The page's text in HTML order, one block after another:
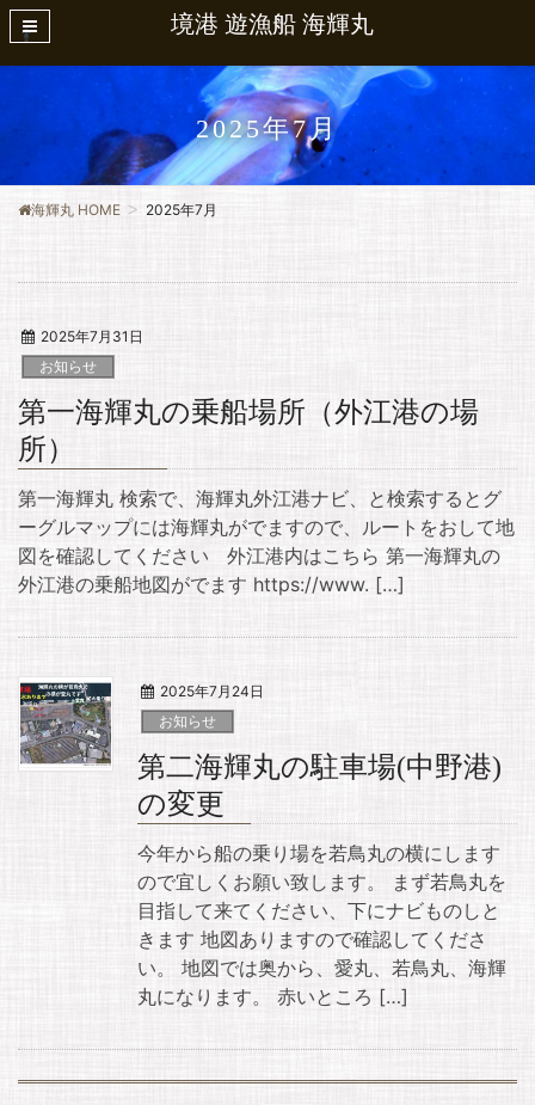
境港 遊漁船 海輝丸
2025年7月
海輝丸 HOME 2025年7月
2025年7月31日
お知らせ
第一海輝丸の乗船場所（外江港の場
所）
第一海輝丸 検索で、海輝丸外江港ナビ、と検索するとグ
ーグルマップには海輝丸がでますので、ルートをおして地
図を確認してください 外江港内はこちら 第一海輝丸の
外江港の乗船地図がでます https://www. […]
2025年7月24日
お知らせ
第二海輝丸の駐車場(中野港)
の変更
今年から船の乗り場を若鳥丸の横にします
ので宜しくお願い致します。 まず若鳥丸を
目指して来てください、下にナビものしと
きます 地図ありますので確認してくださ
い。 地図では奥から、愛丸、若鳥丸、海輝
丸になります。 赤いところ […]